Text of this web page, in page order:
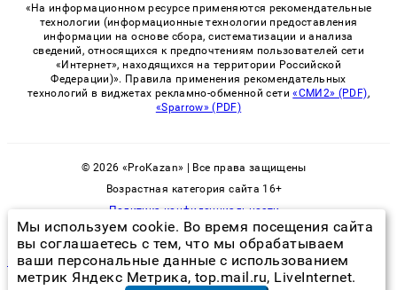
«На информационном ресурсе применяются рекомендательные
технологии (информационные технологии предоставления
информации на основе сбора, систематизации и анализа
сведений, относящихся к предпочтениям пользователей сети
«Интернет», находящихся на территории Российской
Федерации)». Правила применения рекомендательных
технологий в виджетах рекламно-обменной сети«СМИ2» (PDF),
«Sparrow» (PDF)
© 2026 «ProKazan» | Все права защищены
Возрастная категория сайта 16+
Политика конфиденциальности
как почистить стиральную машину от запаха плесени
Мы используем cookie. Во время посещения сайта
вы соглашаетесь с тем, что мы обрабатываем
ваши персональные данные с использованием
метрик Яндекс Метрика, top.mail.ru, LiveInternet.